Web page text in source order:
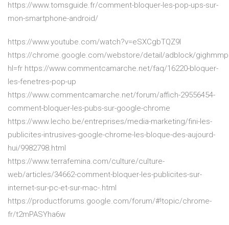
https://www.tomsguide.fr/comment-bloquer-les-pop-ups-sur-
mon-smartphone-android/
https://www.youtube.com/watch?v=eSXCgbTQZ9I
https://chrome.google.com/webstore/detail/adblock/
hl=fr https://www.commentcamarche.net/faq/16220-bloquer-
les-fenetres-pop-up
https://www.commentcamarche.net/forum/affich-29556454-
comment-bloquer-les-pubs-sur-google-chrome
https://www.lecho.be/entreprises/media-marketing/fini-les-
publicites-intrusives-google-chrome-les-bloque-des-aujourd-
hui/9982798.html
https://www.terrafemina.com/culture/culture-
web/articles/34662-comment-bloquer-les-publicites-sur-
internet-sur-pc-et-sur-mac-.html
https://productforums.google.com/forum/#!topic/chrome-
fr/t2mPASYha6w